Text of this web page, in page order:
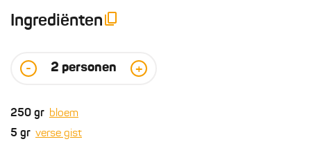
Ingrediënten
- 2 personen +
250 gr bloem
5 gr verse gist